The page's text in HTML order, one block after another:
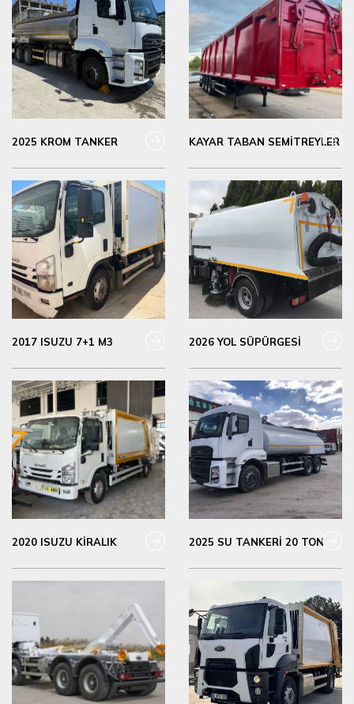
2025 KROM TANKER KAYAR TABAN SEMİTREYLER
2017 ISUZU 7+1 M3 2026 YOL SÜPÜRGESİ
2020 ISUZU KİRALIK 2025 SU TANKERİ 20 TON